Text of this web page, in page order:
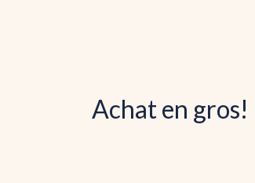
Achat en gros!